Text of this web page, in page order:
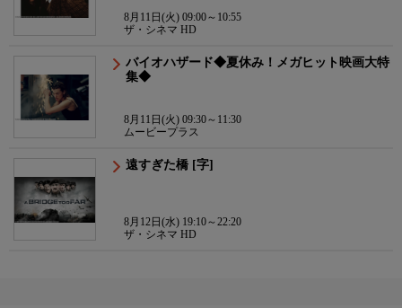
8月11日(火) 09:00～10:55
ザ・シネマ HD
バイオハザード◆夏休み！メガヒット映画大特
集◆
8月11日(火) 09:30～11:30
ムービープラス
遠すぎた橋 [字]
8月12日(水) 19:10～22:20
ザ・シネマ HD